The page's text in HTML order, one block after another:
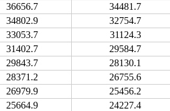
36656.7
34481.7
34802.9
32754.7
33053.7
31124.3
31402.7
29584.7
29843.7
28130.1
28371.2
26755.6
26979.9
25456.2
25664.9
24227.4